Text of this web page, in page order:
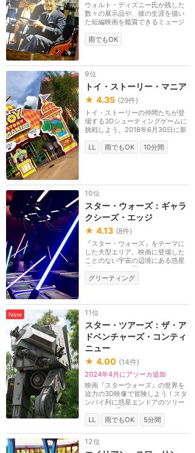
ウォルト・ディズニー氏が残した
数々の展示品や、彼の生涯を描い
た短編映画を鑑賞できるミュージ
雨でもOK
9位
トイ・ストーリー・マニア
★ 4.35 (29件)
トイ・ストーリーの仲間たちが登
場する3Dシューティングゲームに
挑戦しよう。2018年6月30日に新
エリア「トイ・スト...
LL
雨でもOK 10分間
10位
スター・ウォーズ：ギャラ
クシーズ・エッジ
★ 4.13 (8件)
『スター・ウォーズ』をテーマに
した大型エリア。映画に登場した
ことのない宇宙の辺境にある惑星
「バトゥー」の貿...
グリーティング
New 11位
スター・ツアーズ：ザ・ア
ドベンチャーズ・コンティ
ニュー
★ 4.00 (14件)
2024年4月にアソーカ追加
映画『スターウォーズ』の世界を
迫力の3D映像で冒険しよう！スタ
ンバイ列に惑星エンドアのツリー
ハウスや4足歩行ロ...
LL
雨でもOK 5分間
12位